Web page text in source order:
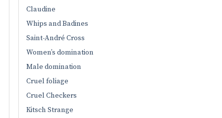
Claudine
Whips and Badines
Saint-André Cross
Women’s domination
Male domination
Cruel foliage
Cruel Checkers
Kitsch Strange